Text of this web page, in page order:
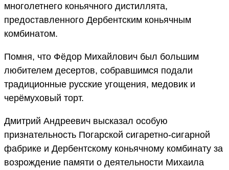
многолетнего коньячного дистиллята,
предоставленного Дербентским коньячным
комбинатом.
Помня, что Фёдор Михайлович был большим
любителем десертов, собравшимся подали
традиционные русские угощения, медовик и
черёмуховый торт.
Дмитрий Андреевич высказал особую
признательность Погарской сигаретно-сигарной
фабрике и Дербентскому коньячному комбинату за
возрождение памяти о деятельности Михаила